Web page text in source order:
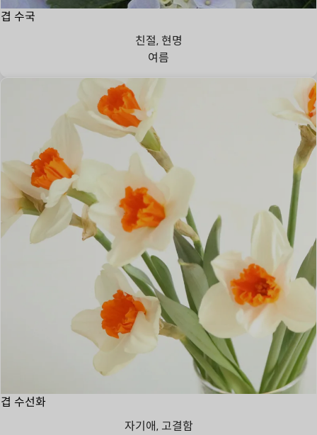
겹 수국
친절, 현명
여름
겹 수선화
자기애, 고결함